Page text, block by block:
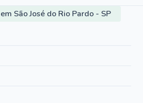
São José do Rio Pardo - SP